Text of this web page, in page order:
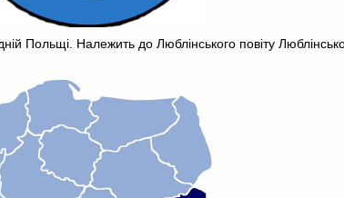
Польщі. Належить до Люблінського повіту